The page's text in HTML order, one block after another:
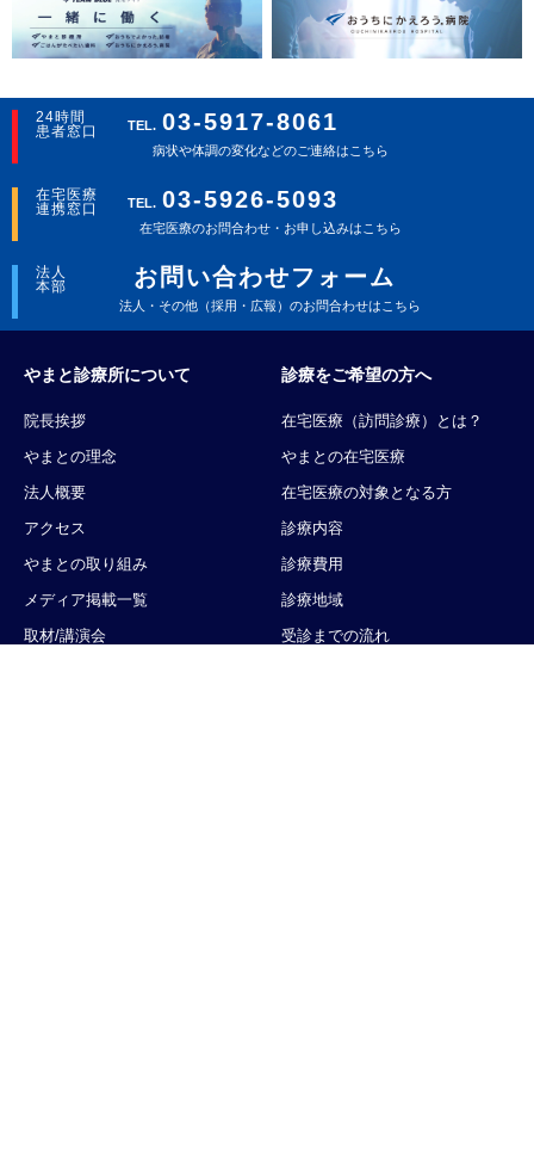
24時間
患者窓口
TEL. 03-5917-8061
病状や体調の変化などのご連絡はこちら
在宅医療
連携窓口
TEL. 03-5926-5093
在宅医療のお問合わせ・お申し込みはこちら
法人
本部
お問い合わせフォーム
法人・その他（採用・広報）のお問合わせはこちら
やまと診療所について
院長挨拶
やまとの理念
法人概要
アクセス
やまとの取り組み
メディア掲載一覧
取材/講演会
診療をご希望の方へ
在宅医療（訪問診療）とは？
やまとの在宅医療
在宅医療の対象となる方
診療内容
診療費用
診療地域
受診までの流れ